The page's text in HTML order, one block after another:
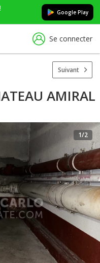
Google Play
Se connecter
Suivant
AMIRAL
1/2